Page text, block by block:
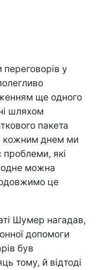
у
ще одного
шляхом
пакета
кожним днем ми
які
одне можна
це
Шумер нагадав,
допомоги
був
тому, й відтоді